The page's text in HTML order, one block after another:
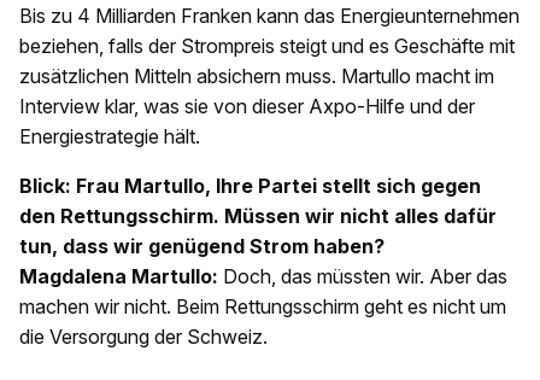
Bis zu 4 Milliarden Franken kann das Energieunternehmen
beziehen, falls der Strompreis steigt und es Geschäfte mit
zusätzlichen Mitteln absichern muss. Martullo macht im
Interview klar, was sie von dieser Axpo-Hilfe und der
Energiestrategie hält.
Blick: Frau Martullo, Ihre Partei stellt sich gegen
den Rettungsschirm. Müssen wir nicht alles dafür
tun, dass wir genügend Strom haben?
Magdalena Martullo: Doch, das müssten wir. Aber das
machen wir nicht. Beim Rettungsschirm geht es nicht um
die Versorgung der Schweiz.